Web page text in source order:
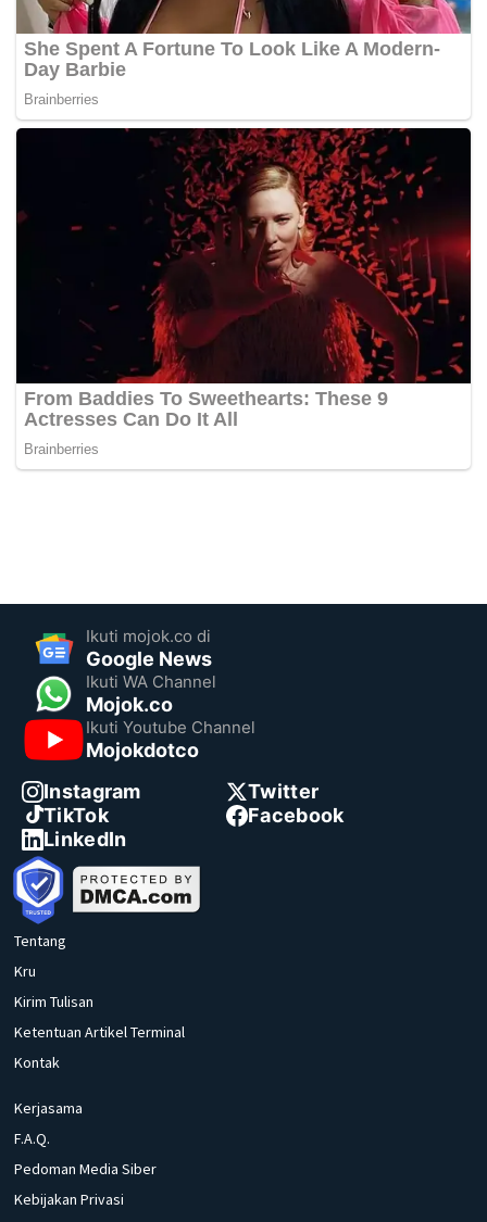
Ikuti mojok.co di
Google News
Ikuti WA Channel
Mojok.co
Ikuti Youtube Channel
Mojokdotco
Instagram
Twitter
TikTok
Facebook
LinkedIn
Tentang
Kru
Kirim Tulisan
Ketentuan Artikel Terminal
Kontak
Kerjasama
F.A.Q.
Pedoman Media Siber
Kebijakan Privasi